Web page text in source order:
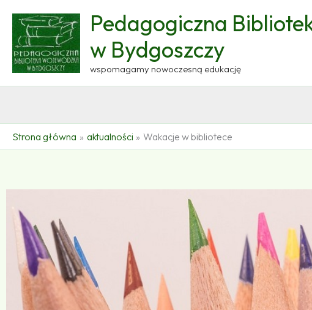
treści
Pedagogiczna
w Bydgoszczy
wspomagamy nowoczesną edukację
Strona główna aktualności Wakacje w bibliotece